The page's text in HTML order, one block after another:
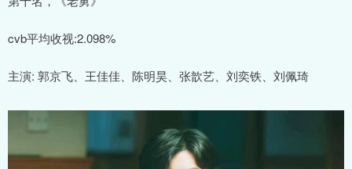
cvb平均收视:2.098%
主演: 郭京飞、王佳佳、陈明昊、张歆艺、刘奕铁、刘佩琦